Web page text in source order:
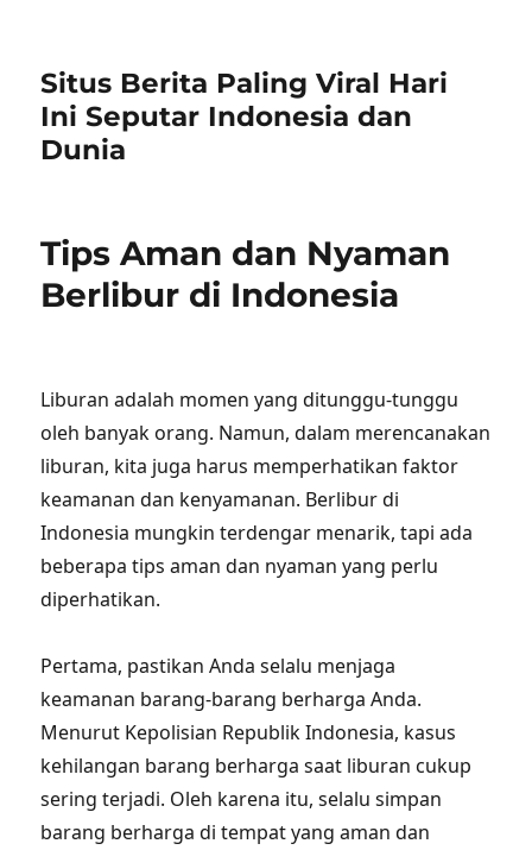
Situs Berita Paling Viral Hari
Ini Seputar Indonesia dan
Dunia
Tips Aman dan Nyaman
Berlibur di Indonesia
Liburan adalah momen yang ditunggu-tunggu
oleh banyak orang. Namun, dalam merencanakan
liburan, kita juga harus memperhatikan faktor
keamanan dan kenyamanan. Berlibur di
Indonesia mungkin terdengar menarik, tapi ada
beberapa tips aman dan nyaman yang perlu
diperhatikan.
Pertama, pastikan Anda selalu menjaga
keamanan barang-barang berharga Anda.
Menurut Kepolisian Republik Indonesia, kasus
kehilangan barang berharga saat liburan cukup
sering terjadi. Oleh karena itu, selalu simpan
barang berharga di tempat yang aman dan